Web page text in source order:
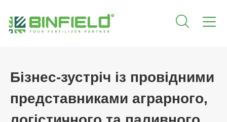
Бізнес-зустріч із провідними
представниками аграрного,